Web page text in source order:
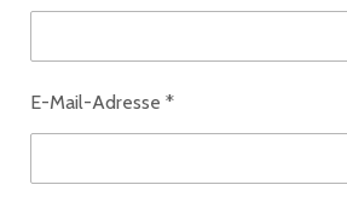
E-Mail-Adresse *